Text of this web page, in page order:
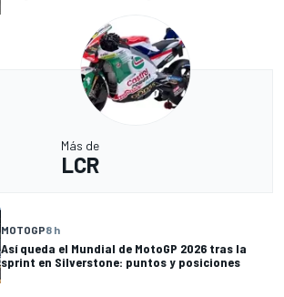
Más de
LCR
MOTOGP8 h
Así queda el Mundial de MotoGP 2026 tras la
sprint en Silverstone: puntos y posiciones